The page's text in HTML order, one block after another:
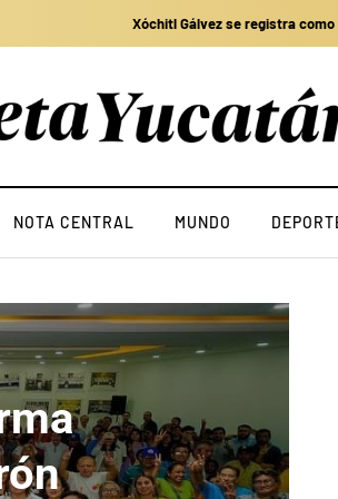
como candidata a la Presidencia; exige que
NOTA CENTRAL MUNDO